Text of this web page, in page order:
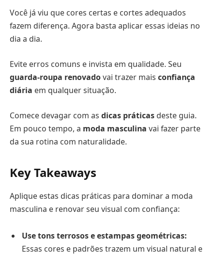
Você já viu que cores certas e cortes adequados
fazem diferença. Agora basta aplicar essas ideias no
dia a dia.
Evite erros comuns e invista em qualidade. Seu
guarda-roupa renovadovai trazer mais confiança
diária em qualquer situação.
Comece devagar com as dicas práticas deste guia.
Em pouco tempo, a moda masculina vai fazer parte
da sua rotina com naturalidade.
Key Takeaways
Aplique estas dicas práticas para dominar a moda
masculina e renovar seu visual com confiança:
Use tons terrosos e estampas geométricas:
Essas cores e padrões trazem um visual natural e